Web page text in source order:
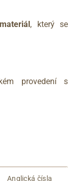
, který se
provedení s
Anglická čísla